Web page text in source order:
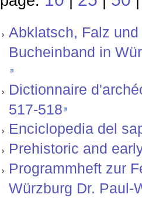
Abklatsch, Falz
Bucheinband in
Dictionnaire
517-518
Enciclopedia del
Prehistoric and
Programmheft zur
Würzburg Dr. Paul-